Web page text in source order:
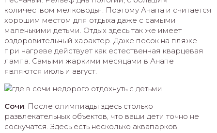
количеством мелководья. Поэтому Анапа и считается
хорошим местом для отдыха даже с самыми
маленькими детьми. Отдых здесь так же имеет
оздоровительный характер. Даже песок на пляже
при нагреве действует как естественная кварцевая
лампа. Самыми жаркими месяцами в Анапе
являются июль и август.
Сочи. После олимпиады здесь столько
развлекательных объектов, что ваши дети точно не
соскучатся. Здесь есть несколько аквапарков,